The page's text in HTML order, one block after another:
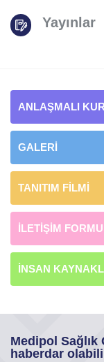
Yayınlar
ANLAŞMALI
GALERİ
TANITIM FİLMİ
İLETİŞİM FORMU
İNSAN
Medipol
haberdar